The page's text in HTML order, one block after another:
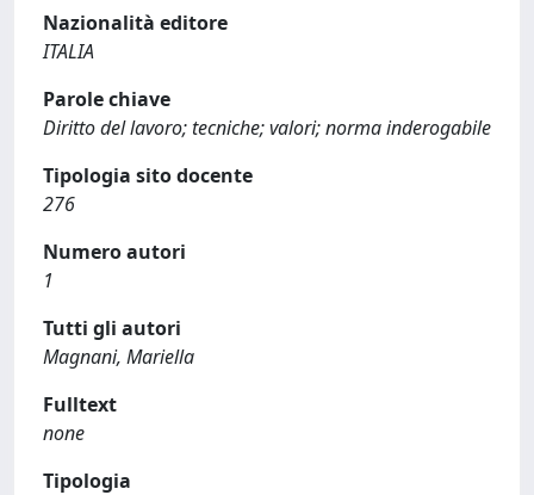
Nazionalità editore
ITALIA
Parole chiave
Diritto del lavoro; tecniche; valori; norma inderogabile
Tipologia sito docente
276
Numero autori
1
Tutti gli autori
Magnani, Mariella
Fulltext
none
Tipologia